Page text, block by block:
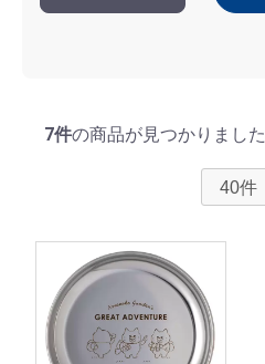
7件の商品が見つかりました